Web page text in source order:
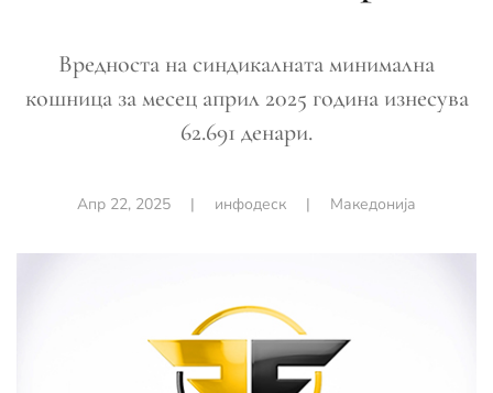
Вредноста на синдикалната минимална
кошница за месец април 2025 година изнесува
62.691 денари.
Апр 22, 2025 | инфодеск | Македонија